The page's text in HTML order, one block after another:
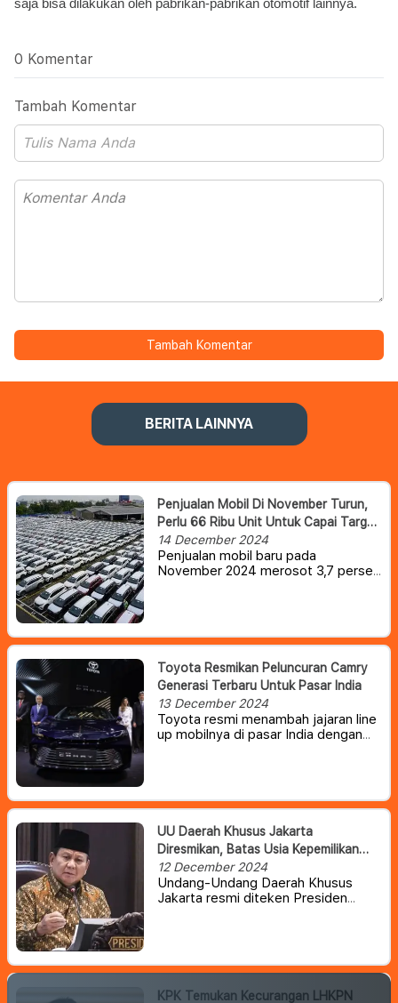
saja bisa dilakukan oleh pabrikan-pabrikan otomotif lainnya.
0 Komentar
Tambah Komentar
Tambah Komentar
BERITA LAINNYA
Penjualan Mobil Di November Turun,
Perlu 66 Ribu Unit Untuk Capai Target
Tahunan 850 Ribu
14 December 2024
Penjualan mobil baru pada
November 2024 merosot 3,7 persen
ditetapkan Gabungan Industri
Kendaraan Bermotor Indonesia
(Gaikindo).
Toyota Resmikan Peluncuran Camry
Generasi Terbaru Untuk Pasar India
13 December 2024
Toyota resmi menambah jajaran line
up mobilnya di pasar India dengan
UU Daerah Khusus Jakarta
Diresmikan, Batas Usia Kepemilikan
Kendaraan Akan Dibatasi
12 December 2024
Undang-Undang Daerah Khusus
Jakarta resmi diteken Presiden
KPK Temukan Kecurangan LHKPN